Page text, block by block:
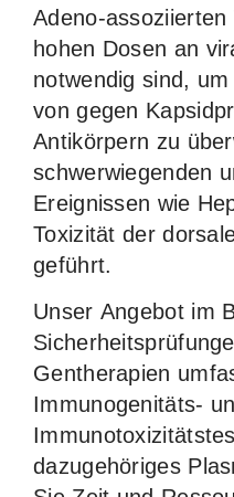
Adeno-
hohen Dosen an
notwendig sind,
von gegen
Antikörpern zu
schwerwiegenden
Ereignissen wie
Toxizität der
geführt.
Unser Angebot im
Gentherapien
Immunogenitäts-
dazugehöriges